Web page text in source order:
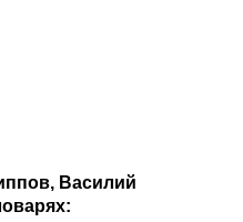
Василий